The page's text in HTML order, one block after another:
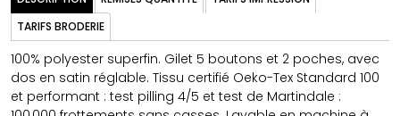
TARIFS BRODERIE
100% polyester superfin. Gilet 5 boutons et 2 poches, avec
dos en satin réglable. Tissu certifié Oeko-Tex Standard 100
et performant : test pilling 4/5 et test de Martindale :